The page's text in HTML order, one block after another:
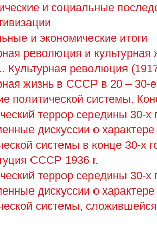
и социальные
и экономические итоги
революция и
Культурная революция
жизнь в СССР в 20 – 30-е
политической системы.
террор середины 30-х
дискуссии о
системы в конце 30-х
СССР 1936 г.
террор середины 30-х
дискуссии о
системы,